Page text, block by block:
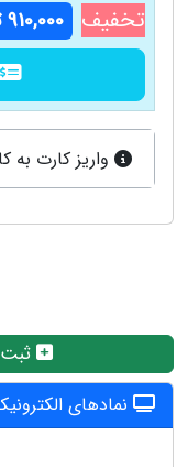
تخفیف 910,000 تومان
واریز کارت به
نمادهای